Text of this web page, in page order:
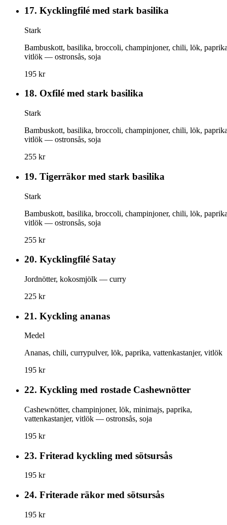
17. Kycklingfilé med stark basilika
Stark
Bambuskott, basilika, broccoli, champinjoner, chili, lök,
vitlök — ostronsås, soja
195 kr
18. Oxfilé med stark basilika
Stark
Bambuskott, basilika, broccoli, champinjoner, chili, lök,
vitlök — ostronsås, soja
255 kr
19. Tigerräkor med stark basilika
Stark
Bambuskott, basilika, broccoli, champinjoner, chili, lök,
vitlök — ostronsås, soja
255 kr
20. Kycklingfilé Satay
Jordnötter, kokosmjölk — curry
225 kr
21. Kyckling ananas
Medel
Ananas, chili, currypulver, lök, paprika, vattenkastanjer, vitlök
195 kr
22. Kyckling med rostade Cashewnötter
Cashewnötter, champinjoner, lök, minimajs, paprika,
vattenkastanjer, vitlök — ostronsås, soja
195 kr
23. Friterad kyckling med sötsursås
195 kr
24. Friterade räkor med sötsursås
195 kr